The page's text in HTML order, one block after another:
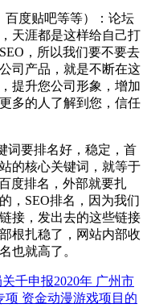
百度贴吧等等）：论坛
天涯都是这样给自己打
，所以我们要不要去
司产品，就是不断在这
提升您公司形象，增加
多的人了解到您，信任
词要排名好，稳定，首
的核心关键词，就等于
度排名，外部就要扎
，SEO排名，因为我们
接，发出去的这些链接
根扎稳了，网站内部收
也就高了。
千申报2020年 广州市
项 资金动漫游戏项目的